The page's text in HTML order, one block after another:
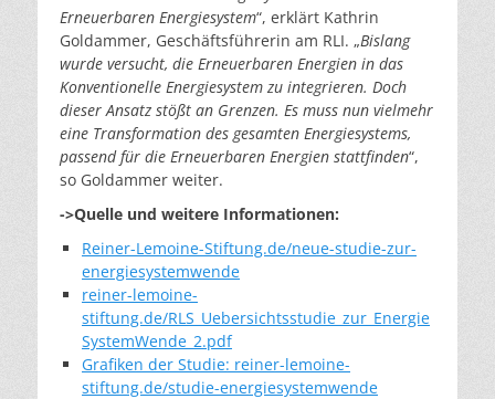
Erneuerbaren Energiesystem“, erklärt Kathrin
Goldammer, Geschäftsführerin am RLI. „Bislang
wurde versucht, die Erneuerbaren Energien in das
Konventionelle Energiesystem zu integrieren. Doch
dieser Ansatz stößt an Grenzen. Es muss nun vielmehr
eine Transformation des gesamten Energiesystems,
passend für die Erneuerbaren Energien stattfinden“,
so Goldammer weiter.
->Quelle und weitere Informationen:
Reiner-Lemoine-Stiftung.de/neue-studie-zur-
energiesystemwende
reiner-lemoine-
stiftung.de/RLS_Uebersichtsstudie_zur_Energie
SystemWende_2.pdf
Grafiken der Studie: reiner-lemoine-
stiftung.de/studie-energiesystemwende